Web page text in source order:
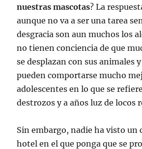
nuestras mascotas? La
aunque no va a ser una tarea
desgracia son aun muchos los
no tienen conciencia de que
se desplazan con sus animales
pueden comportarse mucho
adolescentes en lo que se
destrozos y a años luz de locos
Sin embargo, nadie ha visto un
hotel en el que ponga que se